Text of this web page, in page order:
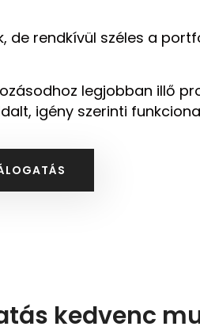
de rendkívül széles a
legjobban illő
igény szerinti
kedvenc